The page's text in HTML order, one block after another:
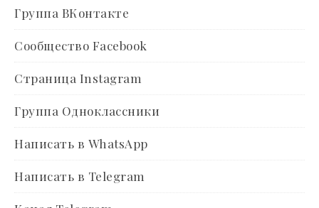
Группа ВКонтакте
Сообщество Facebook
Страница Instagram
Группа Одноклассники
Написать в WhatsApp
Написать в Telegram